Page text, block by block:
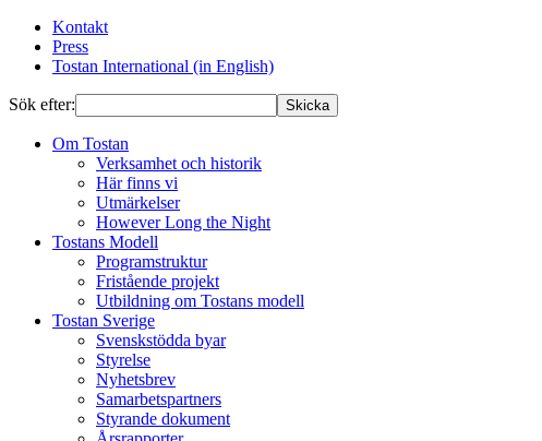
Kontakt
Press
Tostan International (in English)
Sök efter: Skicka
Om Tostan
Verksamhet och historik
Här finns vi
Utmärkelser
However Long the Night
Tostans Modell
Programstruktur
Fristående projekt
Utbildning om Tostans modell
Tostan Sverige
Svenskstödda byar
Styrelse
Nyhetsbrev
Samarbetspartners
Styrande dokument